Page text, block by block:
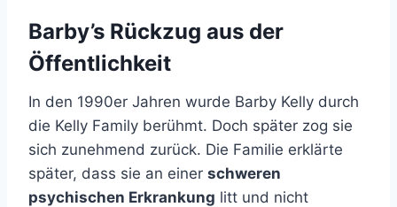
Barby’s Rückzug aus der
Öffentlichkeit
In den 1990er Jahren wurde Barby Kelly durch
die Kelly Family berühmt. Doch später zog sie
sich zunehmend zurück. Die Familie erklärte
später, dass sie an einer schweren
psychischen Erkrankung litt und nicht